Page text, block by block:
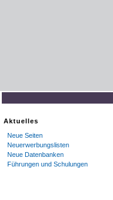
Aktuelles
Neue Seiten
Neuerwerbungslisten
Neue Datenbanken
Führungen und Schulungen